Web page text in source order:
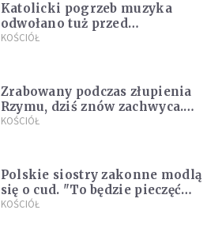
Katolicki pogrzeb muzyka
odwołano tuż przed
uroczystością. Powodem była
KOŚCIÓŁ
Zrabowany podczas złupienia
Rzymu, dziś znów zachwyca.
Wyjątkowy arras w Castel
KOŚCIÓŁ
Polskie siostry zakonne modlą
się o cud. "To będzie pieczęć
Pana Boga dla naszej wiary"
KOŚCIÓŁ